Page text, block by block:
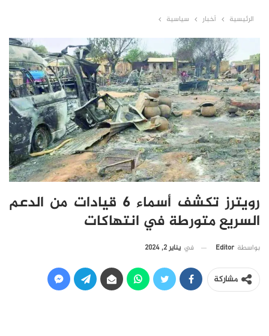
الرئيسية أخبار سياسية
رويترز تكشف أسماء 6 قيادات من الدعم
السريع متورطة في انتهاكات
بواسطة Editor في يناير 2, 2024
مشاركة